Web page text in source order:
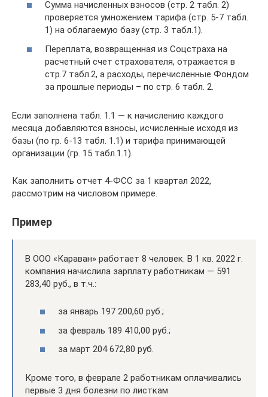
Сумма начисленных взносов (стр. 2 табл. 2)
проверяется умножением тарифа (стр. 5-7 табл.
1) на облагаемую базу (стр. 3 табл.1).
Переплата, возвращенная из Соцстраха на
расчетный счет страхователя, отражается в
стр.7 табл.2, а расходы, перечисленные Фондом
за прошлые периоды – по стр. 6 табл. 2.
Если заполнена табл. 1.1 — к начислению каждого
месяца добавляются взносы, исчисленные исходя из
базы (по гр. 6-13 табл. 1.1) и тарифа принимающей
организации (гр. 15 табл.1.1).
Как заполнить отчет 4-ФСС за 1 квартал 2022,
рассмотрим на числовом примере.
Пример
В ООО «Караван» работает 8 человек. В 1 кв. 2022 г.
компания начислила зарплату работникам — 591
283,40 руб., в т.ч.:
за январь 197 200,60 руб.;
за февраль 189 410,00 руб.;
за март 204 672,80 руб.
Кроме того, в феврале 2 работникам оплачивались
первые 3 дня болезни по листкам